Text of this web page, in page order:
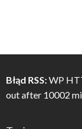
Błąd RSS:WP
out after 10002